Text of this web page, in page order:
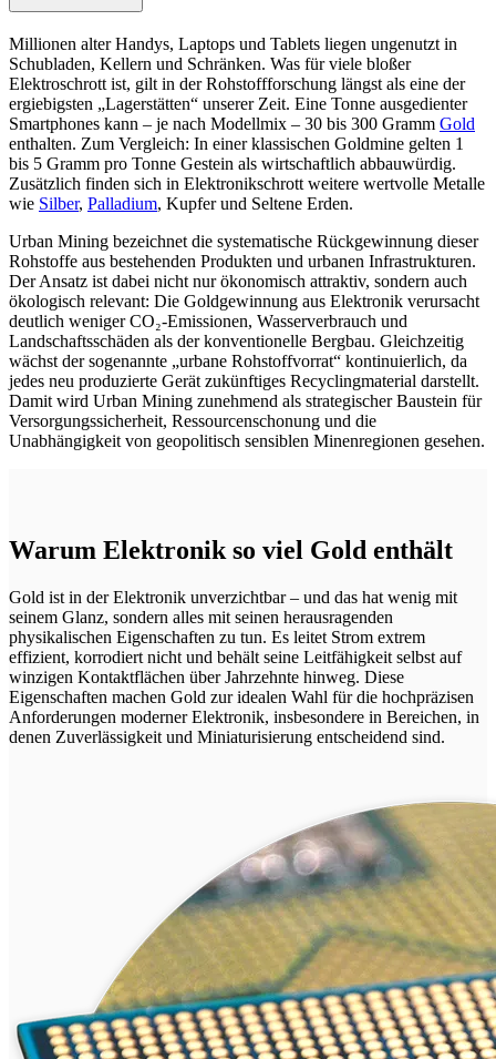
Millionen alter Handys, Laptops und Tablets liegen ungenutzt in
Schubladen, Kellern und Schränken. Was für viele bloßer
Elektroschrott ist, gilt in der Rohstoffforschung längst als eine der
ergiebigsten „Lagerstätten“ unserer Zeit. Eine Tonne ausgedienter
Smartphones kann – je nach Modellmix – 30 bis 300 Gramm Gold
enthalten. Zum Vergleich: In einer klassischen Goldmine gelten 1
bis 5 Gramm pro Tonne Gestein als wirtschaftlich abbauwürdig.
Zusätzlich finden sich in Elektronikschrott weitere wertvolle Metalle
wie Silber, Palladium, Kupfer und Seltene Erden.
Urban Mining bezeichnet die systematische Rückgewinnung dieser
Rohstoffe aus bestehenden Produkten und urbanen Infrastrukturen.
Der Ansatz ist dabei nicht nur ökonomisch attraktiv, sondern auch
ökologisch relevant: Die Goldgewinnung aus Elektronik verursacht
deutlich weniger CO₂-Emissionen, Wasserverbrauch und
Landschaftsschäden als der konventionelle Bergbau. Gleichzeitig
wächst der sogenannte „urbane Rohstoffvorrat“ kontinuierlich, da
jedes neu produzierte Gerät zukünftiges Recyclingmaterial darstellt.
Damit wird Urban Mining zunehmend als strategischer Baustein für
Versorgungssicherheit, Ressourcenschonung und die
Unabhängigkeit von geopolitisch sensiblen Minenregionen gesehen.
Warum Elektronik so viel Gold enthält
Gold ist in der Elektronik unverzichtbar – und das hat wenig mit
seinem Glanz, sondern alles mit seinen herausragenden
physikalischen Eigenschaften zu tun. Es leitet Strom extrem
effizient, korrodiert nicht und behält seine Leitfähigkeit selbst auf
winzigen Kontaktflächen über Jahrzehnte hinweg. Diese
Eigenschaften machen Gold zur idealen Wahl für die hochpräzisen
Anforderungen moderner Elektronik, insbesondere in Bereichen, in
denen Zuverlässigkeit und Miniaturisierung entscheidend sind.